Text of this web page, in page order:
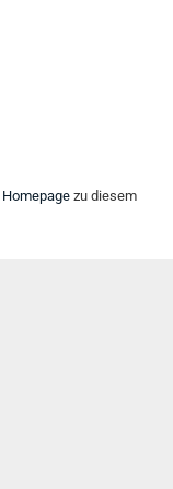
Homepage zu diesem